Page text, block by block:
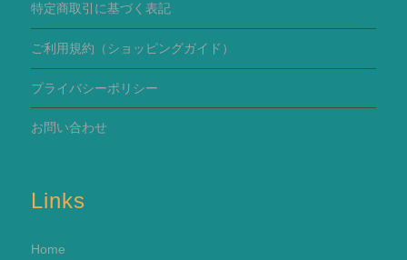
特定商取引に基づく表記
ご利用規約 （ショッピングガイド）
プライバシーポリシー
お問い合わせ
Links
Home